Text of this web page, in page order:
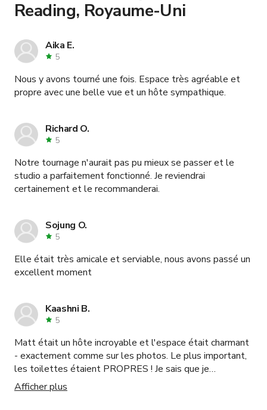
Reading, Royaume-Uni
Aika E.
5
Nous y avons tourné une fois. Espace très agréable et
propre avec une belle vue et un hôte sympathique.
Richard O.
5
Notre tournage n'aurait pas pu mieux se passer et le
studio a parfaitement fonctionné. Je reviendrai
certainement et le recommanderai.
Sojung O.
5
Elle était très amicale et serviable, nous avons passé un
excellent moment
Kaashni B.
5
Matt était un hôte incroyable et l'espace était charmant
- exactement comme sur les photos. Le plus important,
les toilettes étaient PROPRES ! Je sais que je
reviendrai.
Afficher plus